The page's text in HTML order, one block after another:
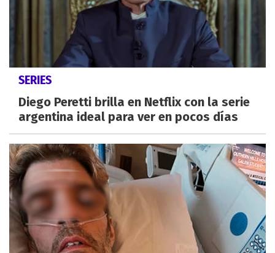
SERIES
Diego Peretti brilla en Netflix con la serie
argentina ideal para ver en pocos días